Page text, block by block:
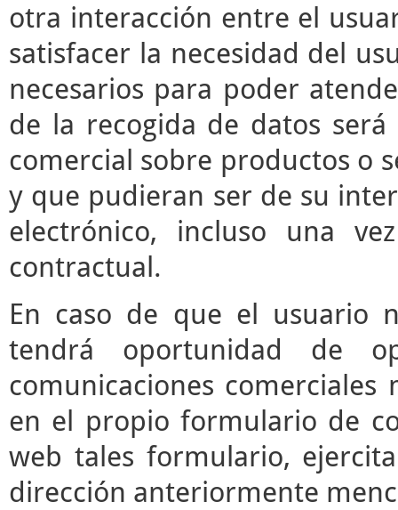
otra interacción entre el
satisfacer la necesidad del
necesarios para poder
de la recogida de datos
comercial sobre productos o
y que pudieran ser de su
electrónico, incluso una
contractual.
En caso de que el usuario
tendrá oportunidad de
comunicaciones
en el propio formulario de
web tales formulario,
dirección anteriormente